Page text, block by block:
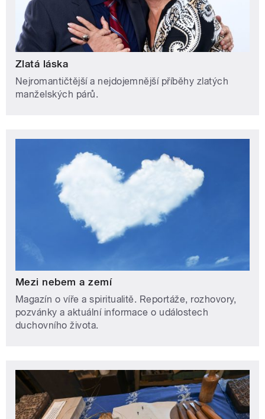
Zlatá láska
Nejromantičtější a nejdojemnější příběhy zlatých
manželských párů.
Mezi nebem a zemí
Magazín o víře a spiritualitě. Reportáže, rozhovory,
pozvánky a aktuální informace o událostech
duchovního života.